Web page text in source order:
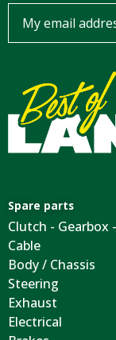
Spare parts
Clutch - Gearbox
Cable
Body / Chassis
Steering
Exhaust
Electrical